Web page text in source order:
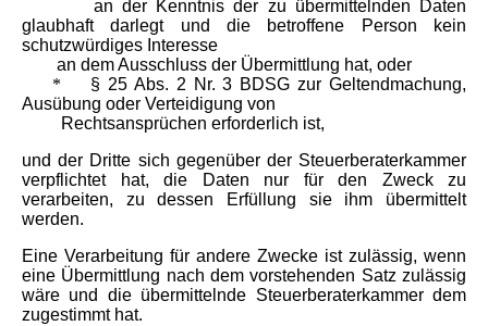
an der Kenntnis der zu übermittelnden Daten
glaubhaft darlegt und die betroffene Person kein
schutzwürdiges Interesse
an dem Ausschluss der Übermittlung hat, oder
*
§ 25 Abs. 2 Nr. 3 BDSG zur Geltendmachung,
Ausübung oder Verteidigung von
Rechtsansprüchen erforderlich ist,
und der Dritte sich gegenüber der Steuerberaterkammer
verpflichtet hat, die Daten nur für den Zweck zu
verarbeiten, zu dessen Erfüllung sie ihm übermittelt
werden.
Eine Verarbeitung für andere Zwecke ist zulässig, wenn
eine Übermittlung nach dem vorstehenden Satz zulässig
wäre und die übermittelnde Steuerberaterkammer dem
zugestimmt hat.